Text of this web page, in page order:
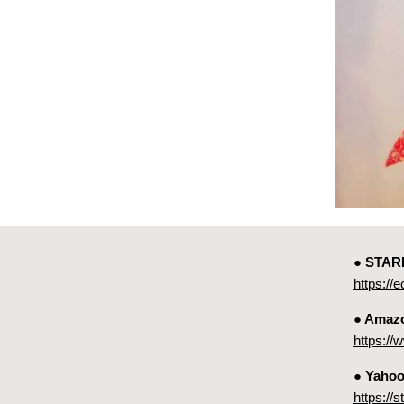
●
https://
●
https://
●
https://